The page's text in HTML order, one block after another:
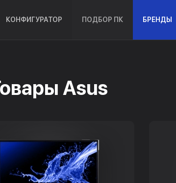
КОНФИГУРАТОР ПОДБОР ПК БРЕНДЫ
Asus